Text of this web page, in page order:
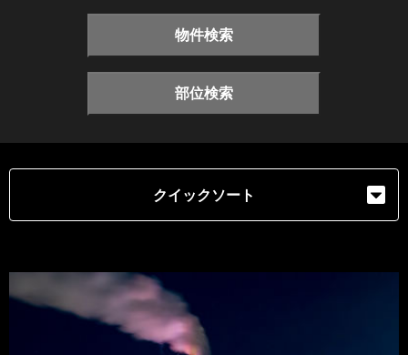
物件検索
部位検索
クイックソート